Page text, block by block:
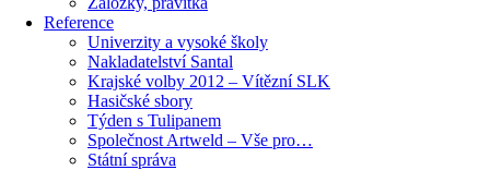
Reference
Univerzity a vysoké školy
Nakladatelství Santal
Krajské volby 2012 – Vítězní SLK
Hasičské sbory
Týden s Tulipanem
Společnost Artweld – Vše pro…
Státní správa